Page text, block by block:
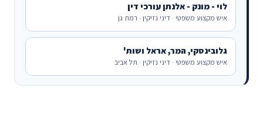
לוי - מונק - אלנתן עורכי דין
איש מקצוע משפטי · דיני נזיקין · רמת גן
גלובינסקי, המר, אראל ושות'
איש מקצוע משפטי · דיני נזיקין · תל אביב